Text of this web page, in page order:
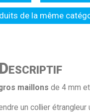
de la même
Descriptif
maillons de 4 mm
un collier étrangleur